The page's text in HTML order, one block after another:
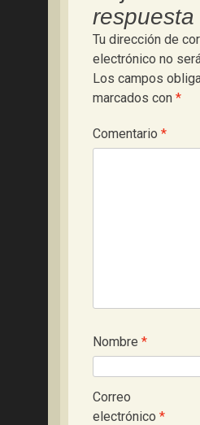
respuesta
Tu dirección de
electrónico no
Los campos
marcados con *
Comentario *
Nombre *
Correo
electrónico *